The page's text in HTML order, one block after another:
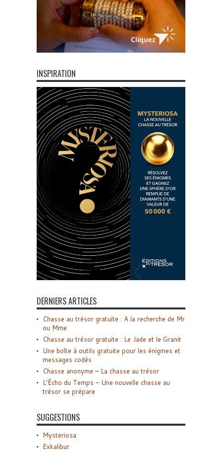
INSPIRATION
DERNIERS ARTICLES
Chasse au trésor gratuite : A la recherche de Mr
ou Mme
Chasse au trésor gratuite : Le Jade et le Granit
Une boîte à outils gratuite pour les énigmes et
messages codés
Chasse anonyme – La chasse au trésor
L’Écho du Temps – Une nouvelle chasse au
trésor se prépare
SUGGESTIONS
Mysteriosa
Exkalibur